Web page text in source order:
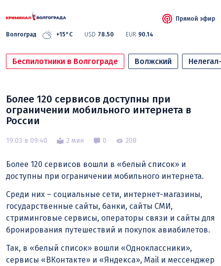
Волгоград +15°C USD 78.50 EUR 90.14
Прямой эфир
Беспилотники в Волгограде Волжский
Более 120 сервисов доступны при
ограничении мобильного интернета в
России
19.03 в 09:40 2 мин 0 208
Более 120 сервисов вошли в «белый список» и
доступны при ограничении мобильного интернета.
Среди них – социальные сети, интернет-магазины,
государственные сайты, банки, сайты СМИ,
стриминговые сервисы, операторы связи и сайты для
бронирования путешествий и покупок авиабилетов.
Так, в «белый список» вошли «Одноклассники»,
сервисы «ВКонтакте» и «Яндекса», Mail и мессенджер